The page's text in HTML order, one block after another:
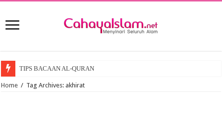
TIPS BACAAN AL-QURAN
Penawar Anak Lambat Bercakap
Home / Tag Archives: akhirat